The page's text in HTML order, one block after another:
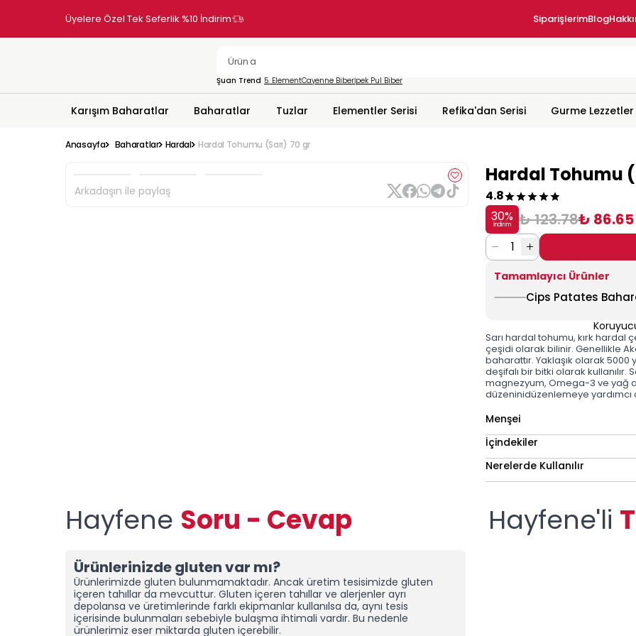
Üyelere Özel Tek Seferlik %10 İndirim SiparişlerimBlog
Şuan Trend 5. ElementCayenne Biberİpek Pul Biber
Karışım Baharatlar Baharatlar Tuzlar Elementler Serisi Refika'dan Serisi Gurme Lezzetler
Anasayfa Baharatlar Hardal Hardal Tohumu (Sarı) 70 gr
Arkadaşın ile paylaş
Hardal Tohumu
4.8
30%
İndirim ₺ 123.78₺ 86.65
1
Tamamlayıcı Ürünler
Cips Patates
Sarı hardal tohumu, kırk hardal
çeşidi olarak bilinir. Genellikle
baharattır. Yaklaşık olarak
deşifalı bir bitki olarak
magnezyum, Omega-3 ve yağ
düzeninidüzenlemeye yardımcı
Menşei
İçindekiler
Nerelerde Kullanılır
Hayfene Soru - Cevap
Ürünlerinizde gluten var mı?
Ürünlerimizde gluten bulunmamaktadır. Ancak üretim tesisimizde gluten
içeren tahıllar da mevcuttur. Gluten içeren tahıllar ve alerjenler ayrı
depolansa ve üretimlerinde farklı ekipmanlar kullanılsa da, aynı tesis
içerisinde bulunmaları sebebiyle bulaşma ihtimali vardır. Bu nedenle
ürünlerimiz eser miktarda gluten içerebilir.
Hayfene'li